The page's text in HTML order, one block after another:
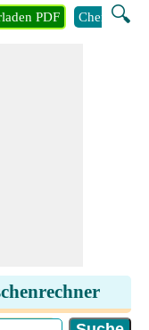
🔍
PDF Chemie